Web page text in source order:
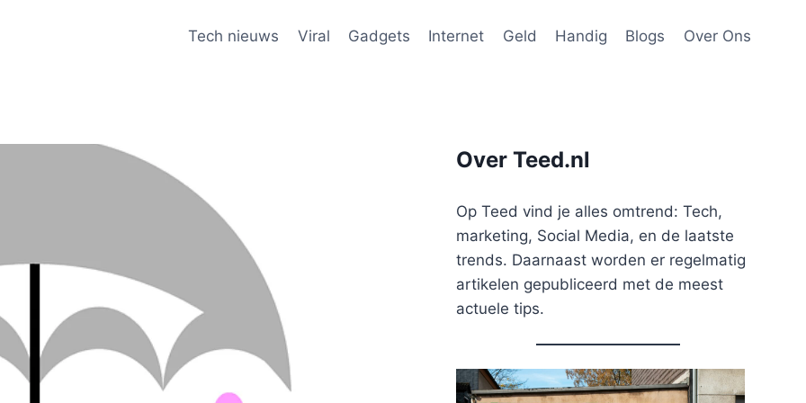
Tech nieuws Viral Gadgets Internet Geld Handig Blogs Over Ons
Over Teed.nl
Op Teed vind je alles omtrend: Tech,
marketing, Social Media, en de laatste
trends. Daarnaast worden er regelmatig
artikelen gepubliceerd met de meest
actuele tips.